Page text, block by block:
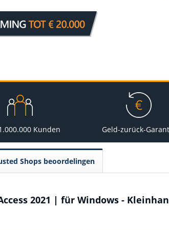
Kunden Geld-zurück-
Shops beoordelingen
2021 | für Windows -